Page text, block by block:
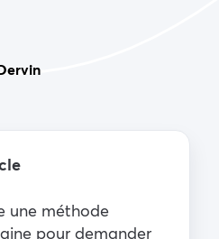
une méthode
pour demander